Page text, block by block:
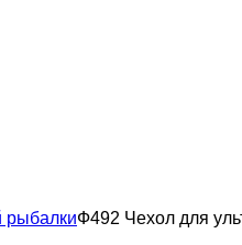
рыбалкиФ492 Чехол для